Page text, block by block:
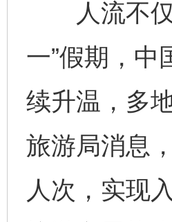
人流不仅
一”假期，中
续升温，多
旅游局消息
人次，实现